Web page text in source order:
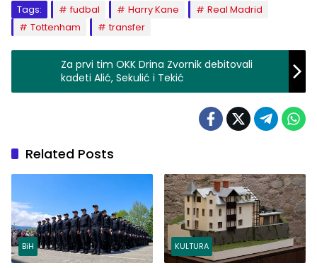
Tags: fudbal Harry Kane
Real Madrid
Tottenham
transfer
Za prvi tim OKK Drina Zvornik debitovali
kadeti Alić, Sekulić i Tekić
Related Posts
BiH KULTURA